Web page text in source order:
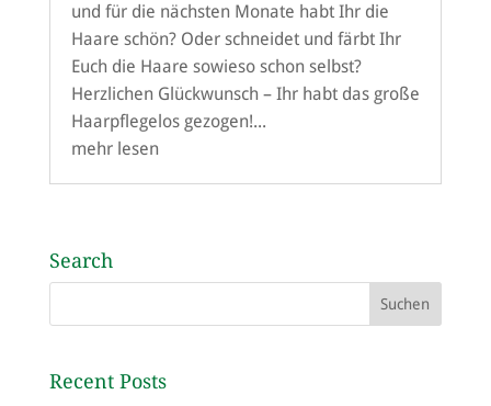
und für die nächsten Monate habt Ihr die
Haare schön? Oder schneidet und färbt Ihr
Euch die Haare sowieso schon selbst?
Herzlichen Glückwunsch – Ihr habt das große
Haarpflegelos gezogen!...
mehr lesen
Search
Recent Posts